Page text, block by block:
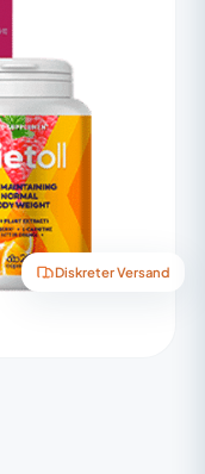
Diskreter Versand